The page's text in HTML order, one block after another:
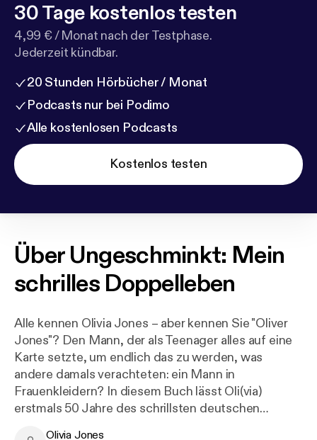
30 Tage kostenlos testen
4,99 € / Monat nach der Testphase.
Jederzeit kündbar.
20 Stunden Hörbücher / Monat
Podcasts nur bei Podimo
Alle kostenlosen Podcasts
Kostenlos testen
Über Ungeschminkt: Mein
schrilles Doppelleben
Alle kennen Olivia Jones – aber kennen Sie "Oliver
Jones"? Den Mann, der als Teenager alles auf eine
Karte setzte, um endlich das zu werden, was
andere damals verachteten: ein Mann in
Frauenkleidern? In diesem Buch lässt Oli(via)
erstmals 50 Jahre des schrillsten deutschen
Olivia Jones